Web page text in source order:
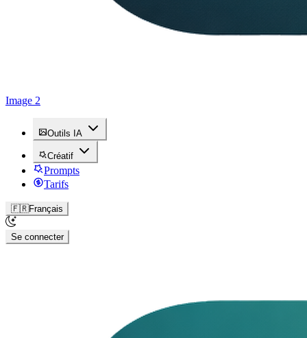
Image 2
Outils IA
Créatif
Prompts
Tarifs
🇫🇷Français
Se connecter